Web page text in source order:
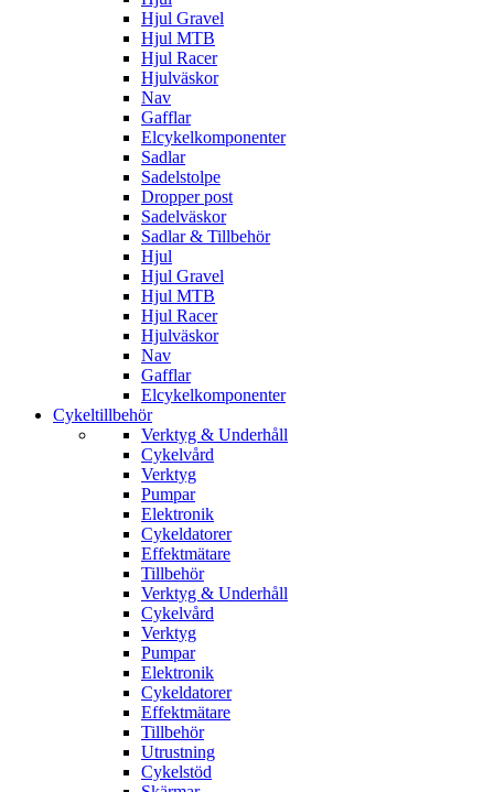
Hjul Gravel
Hjul MTB
Hjul Racer
Hjulväskor
Nav
Gafflar
Elcykelkomponenter
Sadlar
Sadelstolpe
Dropper post
Sadelväskor
Sadlar & Tillbehör
Hjul
Hjul Gravel
Hjul MTB
Hjul Racer
Hjulväskor
Nav
Gafflar
Elcykelkomponenter
Cykeltillbehör
Verktyg & Underhåll
Cykelvård
Verktyg
Pumpar
Elektronik
Cykeldatorer
Effektmätare
Tillbehör
Verktyg & Underhåll
Cykelvård
Verktyg
Pumpar
Elektronik
Cykeldatorer
Effektmätare
Tillbehör
Utrustning
Cykelstöd